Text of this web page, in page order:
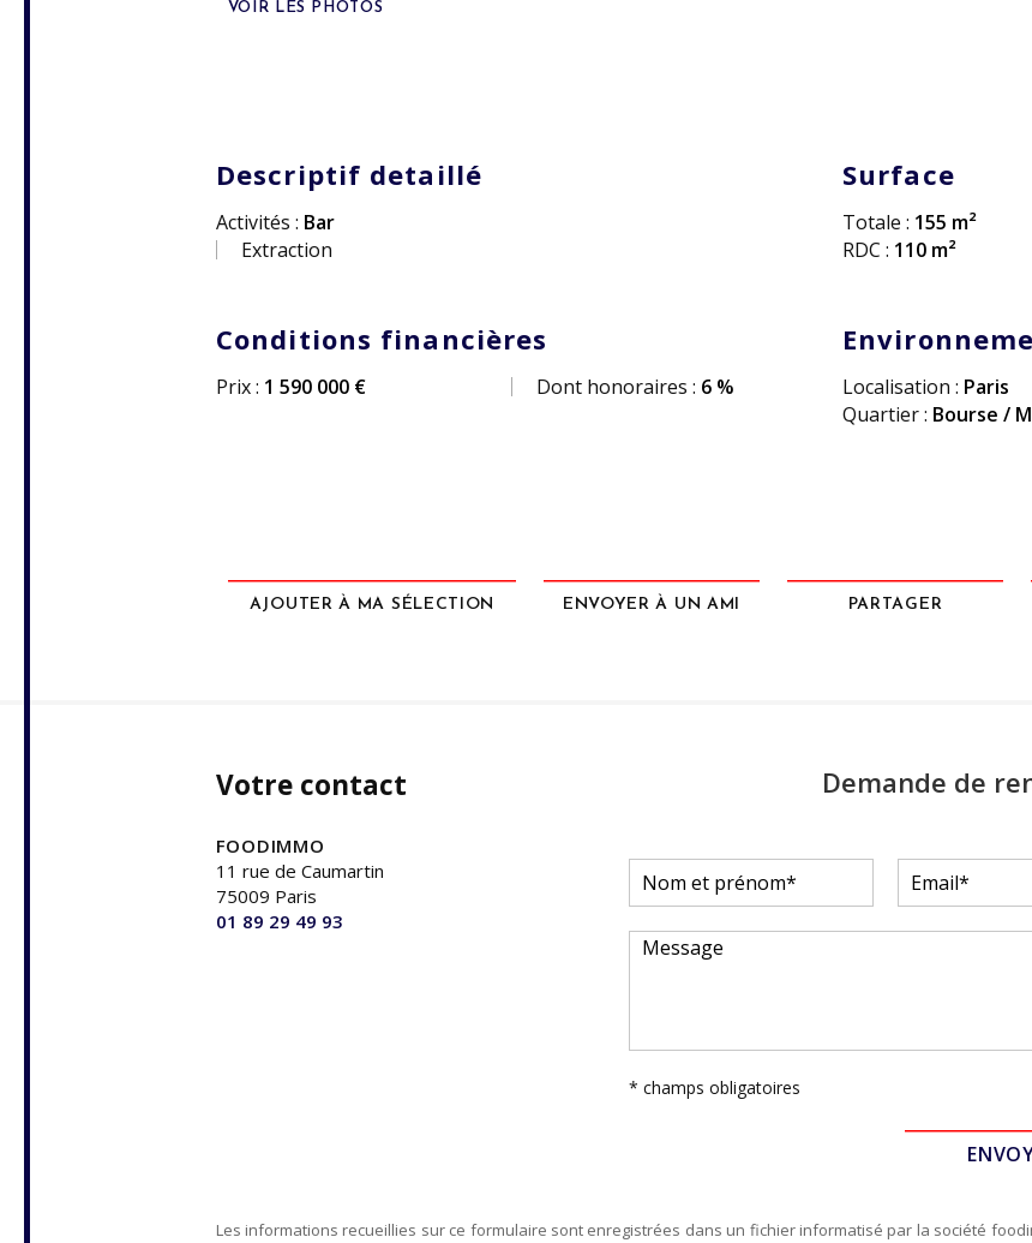
VOIR LES PHOTOS
Descriptif detaillé
Activités : Bar
Extraction
Surface
Totale : 155 m²
RDC : 110 m²
Conditions financières
Prix : 1 590 000 € Dont honoraires : 6 % Localisation : Paris
Quartier : Bourse /
AJOUTER À MA SÉLECTION ENVOYER À UN AMI PARTAGER
Votre contact
FOODIMMO
11 rue de Caumartin
75009 Paris
01 89 29 49 93
Demande de
* champs obligatoires
Les informations recueillies sur ce formulaire sont enregistrées dans un fichier informatisé par la société